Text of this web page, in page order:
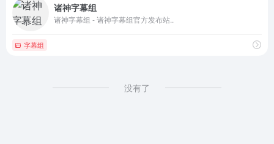
诸神字幕组
诸神字幕组 - 诸神字幕组官方发布站..
字幕组
没有了